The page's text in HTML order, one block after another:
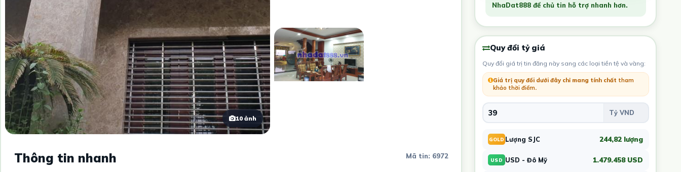
10 ảnh
Thông tin nhanh Mã tin: 6972
NhaDat888 để chủ tin hỗ trợ nhanh hơn.
Quy đổi tỷ giá
Quy đổi giá trị tin đăng này sang các loại tiền tệ và vàng:
Giá trị quy đổi dưới đây chỉ mang tính chất tham
khảo thời điểm.
GOLD Lượng SJC 244,82 lượng
USD USD - Đô Mỹ 1.479.458 USD